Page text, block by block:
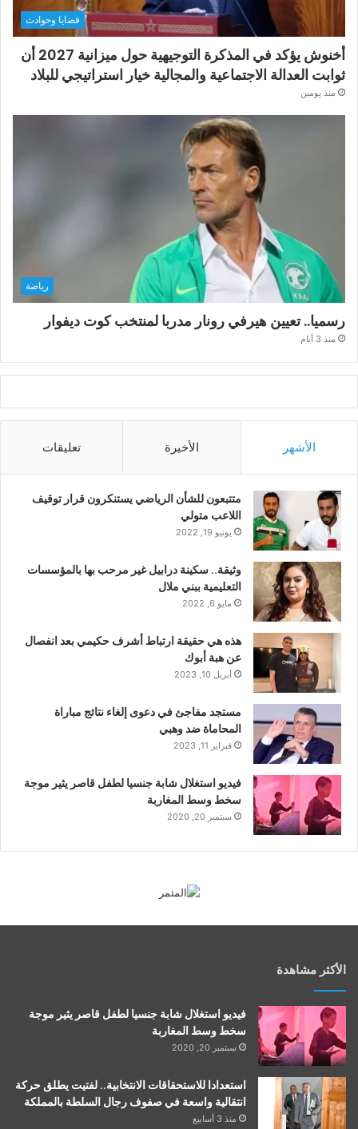
قضايا وحوادث
أخنوش يؤكد في المذكرة التوجيهية حول ميزانية 2027 أن
ثوابت العدالة الاجتماعية والمجالية خيار استراتيجي للبلاد
منذ يومين
رياضة
رسميا.. تعيين هيرفي رونار مدربا لمنتخب كوت ديفوار
منذ 3 أيام
الأشهر الأخيرة تعليقات
متتبعون للشأن الرياضي يستنكرون قرار توقيف
اللاعب متولي
يونيو 19, 2022
وثيقة.. سكينة درابيل غير مرحب بها بالمؤسسات
التعليمية ببني ملال
مايو 6, 2022
هذه هي حقيقة ارتباط أشرف حكيمي بعد انفصال
عن هبة أبوك
أبريل 10, 2023
مستجد مفاجئ في دعوى إلغاء نتائج مباراة
المحاماة ضد وهبي
فبراير 11, 2023
فيديو استغلال شابة جنسيا لطفل قاصر يثير موجة
سخط وسط المغاربة
سبتمبر 20, 2020
الأكثر مشاهدة
فيديو استغلال شابة جنسيا لطفل قاصر يثير موجة
سخط وسط المغاربة
سبتمبر 20, 2020
استعدادا للاستحقاقات الانتخابية.. لفتيت يطلق حركة
انتقالية واسعة في صفوف رجال السلطة بالمملكة
منذ 3 أسابيع